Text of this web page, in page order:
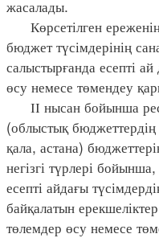
жасалады.
Көрсетілген
бюджет түсімдерінің
салыстырғанда есепті
өсу немесе төмендеу
ІІ нысан бойынша
(облыстық
қала, астана)
негізгі түрлері
есепті айдағы
байқалатын
төлемдер өсу немесе